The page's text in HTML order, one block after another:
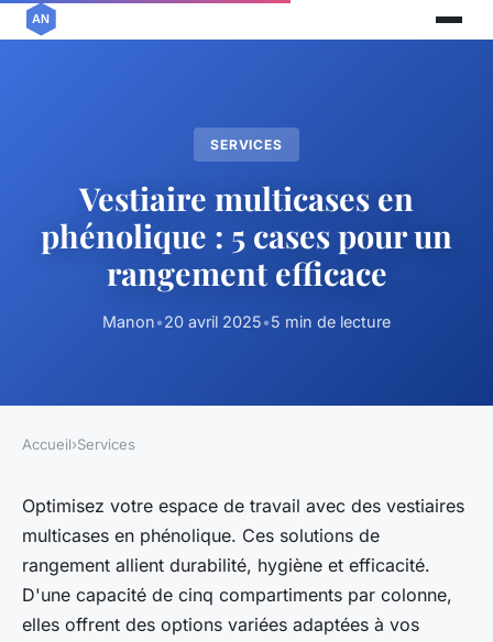
SERVICES
Vestiaire multicases en
phénolique : 5 cases pour un
rangement efficace
Manon•20 avril 2025•5 min de lecture
Accueil›Services
Optimisez votre espace de travail avec des vestiaires
multicases en phénolique. Ces solutions de
rangement allient durabilité, hygiène et efficacité.
D'une capacité de cinq compartiments par colonne,
elles offrent des options variées adaptées à vos